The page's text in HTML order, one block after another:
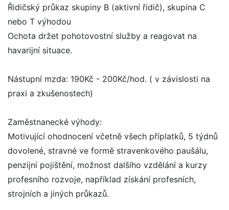
Řidičský průkaz skupiny B (aktivní řidič), skupina C
nebo T výhodou
Ochota držet pohotovostní služby a reagovat na
havarijní situace.
Nástupní mzda: 190Kč - 200Kč/hod. ( v závislosti na
praxi a zkušenostech)
Zaměstnanecké výhody:
Motivující ohodnocení včetně všech příplatků, 5 týdnů
dovolené, stravné ve formě stravenkového paušálu,
penzijní pojištění, možnost dalšího vzdělání a kurzy
profesního rozvoje, například získání profesních,
strojních a jiných průkazů.